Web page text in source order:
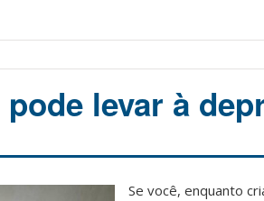
levar à
Se você, enquanto